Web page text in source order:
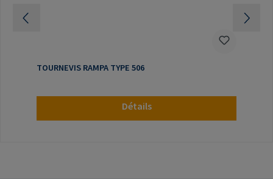
TOURNEVIS RAMPA TYPE 506
Détails